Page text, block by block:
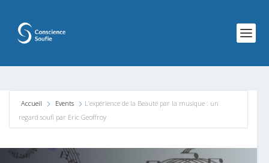
Accueil Events
L’expérience de la Beauté par la musique : un
regard soufi par Eric Geoffroy